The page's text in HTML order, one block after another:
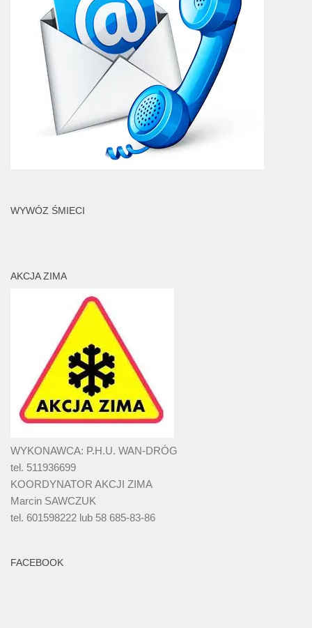
WYWÓZ ŚMIECI
AKCJA ZIMA
WYKONAWCA: P.H.U. WAN-DRÓG
tel. 511936699
KOORDYNATOR AKCJI ZIMA
Marcin SAWCZUK
tel. 601598222 lub 58 685-83-86
FACEBOOK